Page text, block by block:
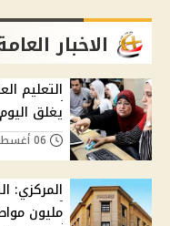
الاخبار
يغلق اليوم 7 مساءً دون مد للمهلة
مليون